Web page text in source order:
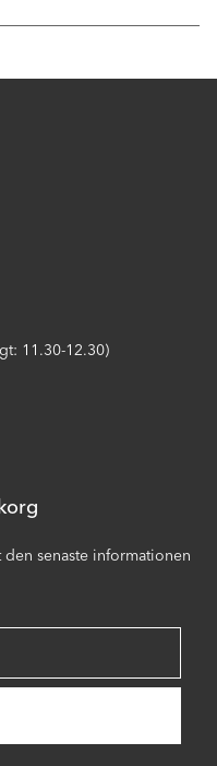
11.30-12.30)
senaste informationen